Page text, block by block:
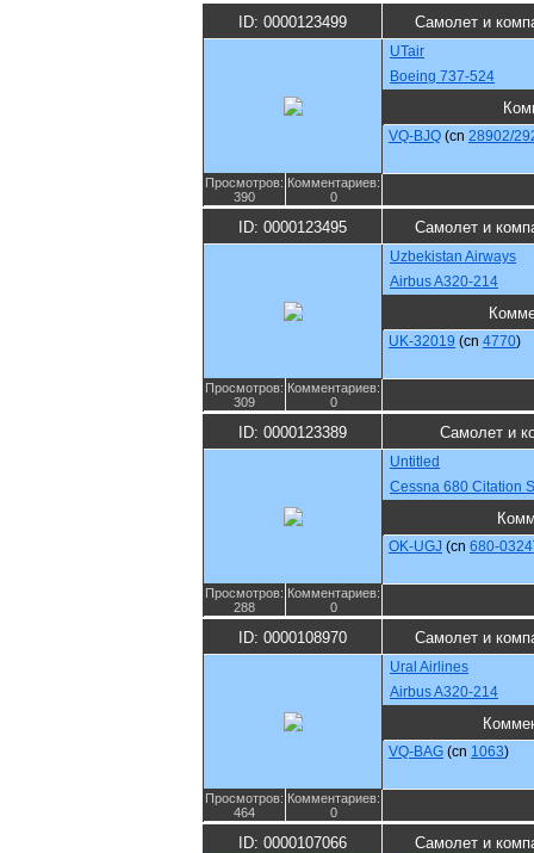
ID: 0000123499 Самолет и
UTair
Boeing 737-524
VQ-BJQ (cn 28902/
Просмотров:
390
Комментариев:
0
ID: 0000123495 Самолет и
Uzbekistan Airways
Airbus A320-214
UK-32019 (cn 4770)
Просмотров:
309
Комментариев:
0
ID: 0000123389 Самолет и
Untitled
Cessna 680 Citation
OK-UGJ (cn 680-0324
Просмотров:
288
Комментариев:
0
ID: 0000108970 Самолет и
Ural Airlines
Airbus A320-214
VQ-BAG (cn 1063)
Просмотров:
464
Комментариев:
0
ID: 0000107066 Самолет и